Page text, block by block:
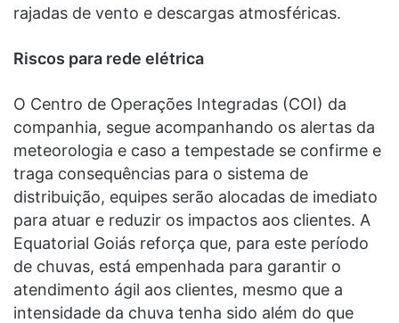
rajadas de vento e descargas atmosféricas.
Riscos para rede elétrica
O Centro de Operações Integradas (COI) da
companhia, segue acompanhando os alertas da
meteorologia e caso a tempestade se confirme e
traga consequências para o sistema de
distribuição, equipes serão alocadas de imediato
para atuar e reduzir os impactos aos clientes. A
Equatorial Goiás reforça que, para este período
de chuvas, está empenhada para garantir o
atendimento ágil aos clientes, mesmo que a
intensidade da chuva tenha sido além do que